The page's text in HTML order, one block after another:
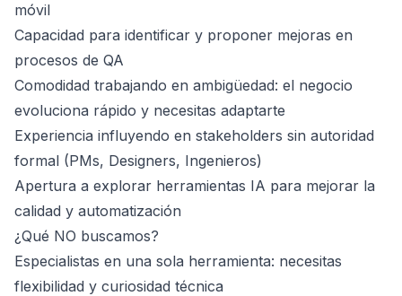
móvil
Capacidad para identificar y proponer mejoras en
procesos de QA
Comodidad trabajando en ambigüedad: el negocio
evoluciona rápido y necesitas adaptarte
Experiencia influyendo en stakeholders sin autoridad
formal (PMs, Designers, Ingenieros)
Apertura a explorar herramientas IA para mejorar la
calidad y automatización
¿Qué NO buscamos?
Especialistas en una sola herramienta: necesitas
flexibilidad y curiosidad técnica